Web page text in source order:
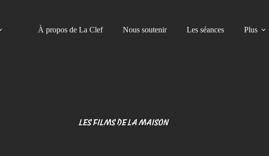
À propos de La Clef
Nous soutenir Les séances Plus
LES FILMS DE LA MAISON